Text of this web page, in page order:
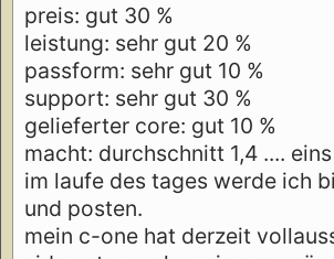
preis: gut 30 %
leistung: sehr gut 20 %
passform: sehr gut 10 %
support: sehr gut 30 %
gelieferter core: gut 10 %
macht: durchschnitt 1,4 ....
im laufe des tages werde ich
und posten.
mein c-one hat derzeit